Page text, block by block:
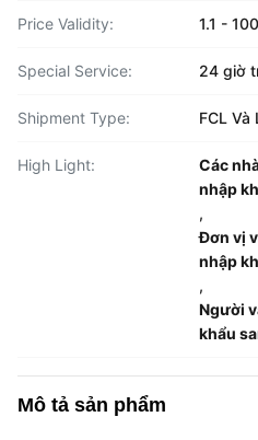
Price Validity: 1.1 -
Special Service: 24 giờ
Shipment Type: FCL Và
High Light:
Các
nhập
,
Đơn vị
nhập
,
Người
khẩu
Mô tả sản phẩm